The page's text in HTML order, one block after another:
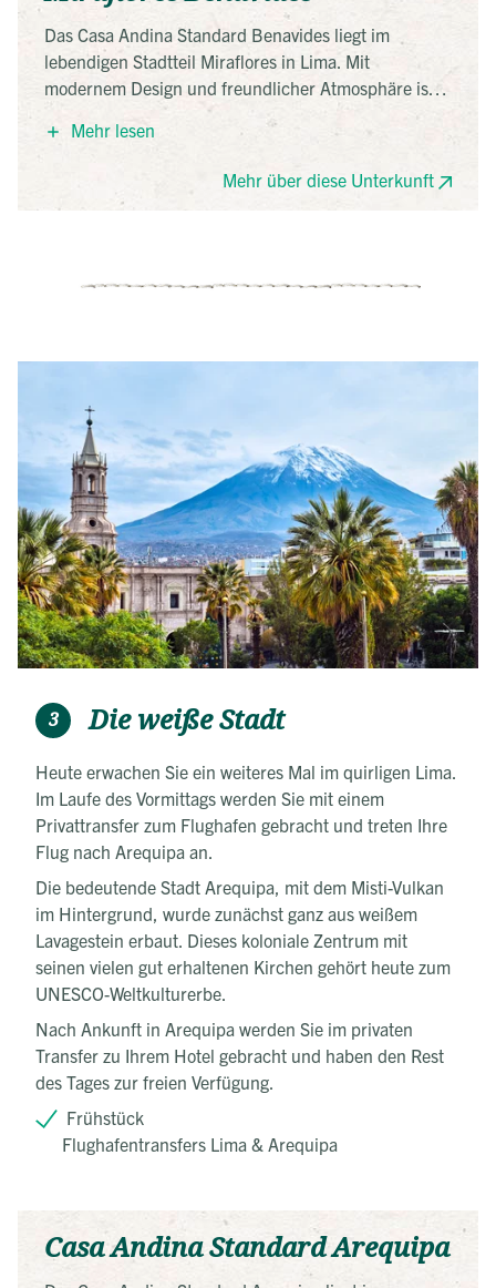
Das Casa Andina Standard Benavides liegt im
lebendigen Stadtteil Miraflores in Lima. Mit
modernem Design und freundlicher Atmosphäre ist
es ein idealer Ausgangspunkt, um die Stadt zu
erkunden. In der Nähe befinden sich der Parque
Hotel bietet ein Frühstücksbuffet, ein Restaurant und
Mehr lesen
Mehr über diese Unterkunft
3 Die weiße Stadt
Heute erwachen Sie ein weiteres Mal im quirligen Lima.
Im Laufe des Vormittags werden Sie mit einem
Privattransfer zum Flughafen gebracht und treten Ihre
Flug nach Arequipa an.
Die bedeutende Stadt Arequipa, mit dem Misti-Vulkan
im Hintergrund, wurde zunächst ganz aus weißem
Lavagestein erbaut. Dieses koloniale Zentrum mit
seinen vielen gut erhaltenen Kirchen gehört heute zum
UNESCO-Weltkulturerbe.
Nach Ankunft in Arequipa werden Sie im privaten
Transfer zu Ihrem Hotel gebracht und haben den Rest
des Tages zur freien Verfügung.
Frühstück
Flughafentransfers Lima & Arequipa
Casa Andina Standard Arequipa